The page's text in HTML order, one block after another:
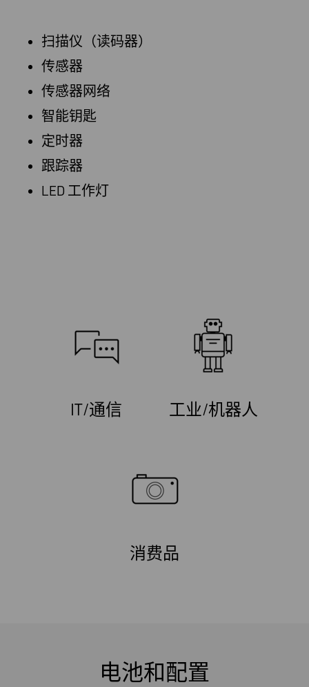
扫描仪（读码器）
传感器
传感器网络
智能钥匙
定时器
跟踪器
LED 工作灯
IT/通信 工业/机器人
消费品
电池和配置